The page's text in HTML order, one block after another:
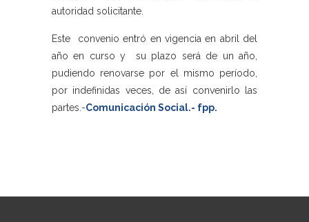
autoridad solicitante.
Este convenio entró en vigencia en abril del
año en curso y su plazo será de un año,
pudiendo renovarse por el mismo período,
por indefinidas veces, de así convenirlo las
partes .-Comunicación Social.- fpp.